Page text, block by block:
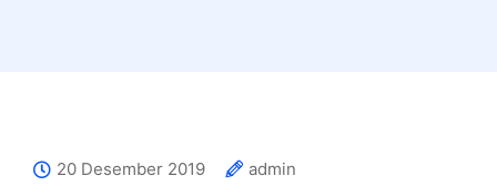
20 Desember 2019
admin